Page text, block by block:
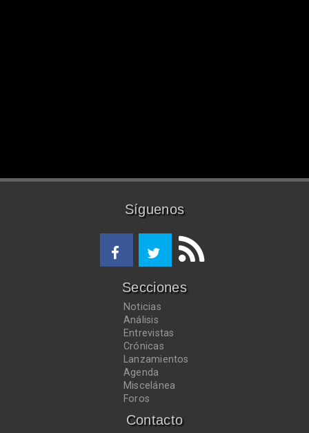
Síguenos
Secciones
Noticias
Análisis
Entrevistas
Crónicas
Lanzamientos
Agenda
Miscelánea
Foros
Contacto